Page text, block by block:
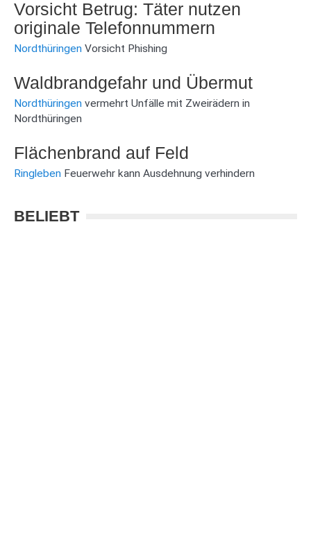
Vorsicht Betrug: Täter nutzen
originale Telefonnummern
Nordthüringen Vorsicht Phishing
Waldbrandgefahr und Übermut
Nordthüringen vermehrt Unfälle mit Zweirädern in
Nordthüringen
Flächenbrand auf Feld
Ringleben Feuerwehr kann Ausdehnung verhindern
BELIEBT